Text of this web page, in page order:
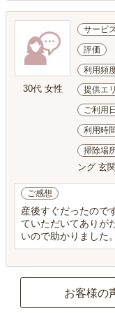
30代 女性
サービ
評価
利用頻
提供エ
ご利用日
利用時
掃除場
ング 玄関
ご感想
産後すぐだったので
ていただいてありが
いので助かりました。
お客様の